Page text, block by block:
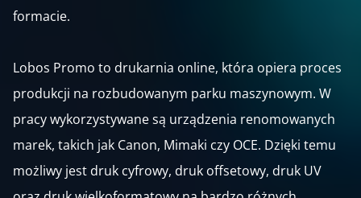
formacie.
Lobos Promo to drukarnia online, która opiera proces
produkcji na rozbudowanym parku maszynowym. W
pracy wykorzystywane są urządzenia renomowanych
marek, takich jak Canon, Mimaki czy OCE. Dzięki temu
możliwy jest druk cyfrowy, druk offsetowy, druk UV